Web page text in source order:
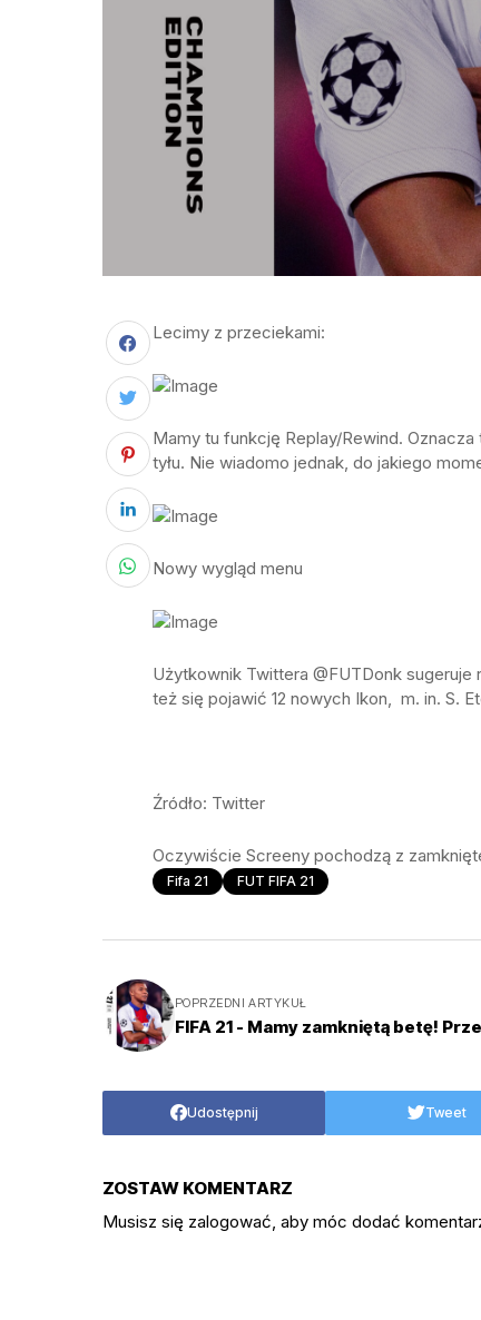
Lecimy z przeciekami:
Mamy tu funkcję Replay/Rewind.
tyłu. Nie wiadomo jednak, do jakiego
Nowy wygląd menu
Użytkownik Twittera @FUTDonk sugeruje
też się pojawić 12 nowych Ikon, m. in. S.
Źródło: Twitter
Oczywiście Screeny pochodzą z
Fifa 21 FUT FIFA 21
POPRZEDNI ARTYKUŁ
FIFA 21 - Mamy zamkniętą betę!
Udostępnij Tweet
ZOSTAW KOMENTARZ
Musisz się zalogować , aby móc dodać